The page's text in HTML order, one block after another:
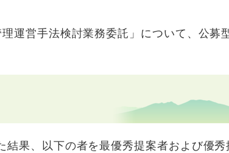
運営手法検討業務委託」について、公募
結果、以下の者を最優秀提案者および優秀